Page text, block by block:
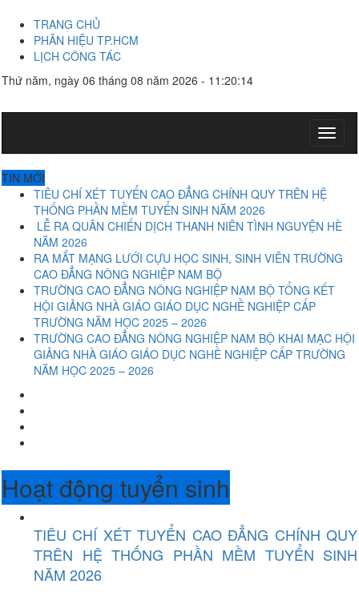
TRANG CHỦ
PHÂN HIỆU TP.HCM
LỊCH CÔNG TÁC
Thứ năm, ngày 06 tháng 08 năm 2026 - 11:20:14
TIN MỚI
TIÊU CHÍ XÉT TUYỂN CAO ĐẲNG CHÍNH QUY TRÊN HỆ
THỐNG PHẦN MỀM TUYỂN SINH NĂM 2026
LỄ RA QUÂN CHIẾN DỊCH THANH NIÊN TÌNH NGUYỆN HÈ
NĂM 2026
RA MẮT MẠNG LƯỚI CỰU HỌC SINH, SINH VIÊN TRƯỜNG
CAO ĐẲNG NÔNG NGHIỆP NAM BỘ
TRƯỜNG CAO ĐẲNG NÔNG NGHIỆP NAM BỘ TỔNG KẾT
HỘI GIẢNG NHÀ GIÁO GIÁO DỤC NGHỀ NGHIỆP CẤP
TRƯỜNG NĂM HỌC 2025 – 2026
TRƯỜNG CAO ĐẲNG NÔNG NGHIỆP NAM BỘ KHAI MẠC HỘI
GIẢNG NHÀ GIÁO GIÁO DỤC NGHỀ NGHIỆP CẤP TRƯỜNG
NĂM HỌC 2025 – 2026
Hoạt động tuyển sinh
TIÊU CHÍ XÉT TUYỂN CAO ĐẲNG CHÍNH QUY
TRÊN HỆ THỐNG PHẦN MỀM TUYỂN SINH
NĂM 2026